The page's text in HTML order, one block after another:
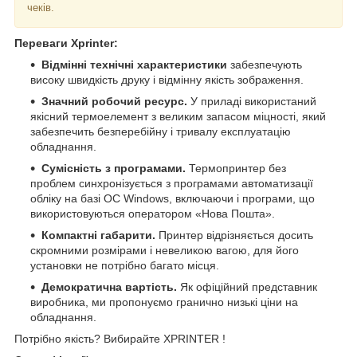
чеків.
Переваги Xprinter:
Відмінні технічні характеристики забезпечують
високу швидкість друку і відмінну якість зображення.
Значний робочий ресурс. У приладі використаний
якісний термоелемент з великим запасом міцності, який
забезпечить безперебійну і тривалу експлуатацію
обладнання.
Сумісність з програмами. Термопринтер без
проблем синхронізується з програмами автоматизації
обліку на базі ОС Windows, включаючи і програми, що
використовуються оператором «Нова Пошта».
Компактні габарити. Принтер відрізняється досить
скромними розмірами і невеликою вагою, для його
установки не потрібно багато місця.
Демократична вартість. Як офіційний представник
виробника, ми пропонуємо гранично низькі ціни на
обладнання.
Потрібно якість? Вибирайте XPRINTER !